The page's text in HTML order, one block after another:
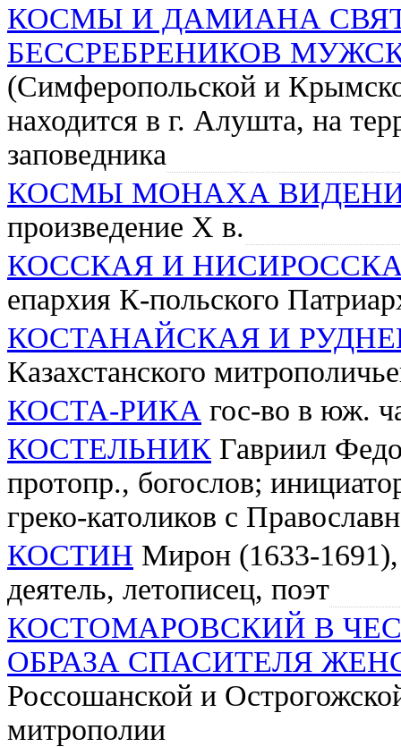
КОСМЫ И ДАМИАНА
БЕССРЕБРЕНИКОВ
(Симферопольской и
находится в г. Алушта, на
заповедника
КОСМЫ МОНАХА
произведение Х в.
КОССКАЯ И
епархия К-польского
КОСТАНАЙСКАЯ И
Казахстанского
КОСТА-РИКА гос-во в юж.
КОСТЕЛЬНИК Гавриил
протопр., богослов;
греко-католиков с
КОСТИН Мирон (1633-
деятель, летописец, поэт
КОСТОМАРОВСКИЙ В
ОБРАЗА СПАСИТЕЛЯ
Россошанской и
митрополии